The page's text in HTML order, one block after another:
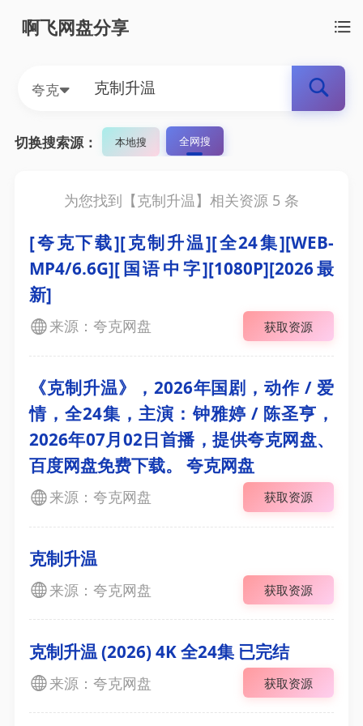
啊飞网盘分享
夸克
切换搜索源： 本地搜 全网搜
为您找到【克制升温】相关资源 5 条
[夸克下载][克制升温][全24集][WEB-
MP4/6.6G][国语中字][1080P][2026最
新]
来源：夸克网盘 获取资源
《克制升温》，2026年国剧，动作 / 爱
情，全24集，主演：钟雅婷 / 陈圣亨，
2026年07月02日首播，提供夸克网盘、
百度网盘免费下载。 夸克网盘
来源：夸克网盘 获取资源
克制升温
来源：夸克网盘 获取资源
克制升温 (2026) 4K 全24集 已完结
来源：夸克网盘 获取资源